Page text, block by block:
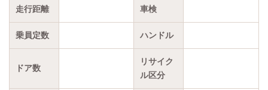
走行距離 車検
乗員定数 ハンドル
ドア数
リサイク
ル区分